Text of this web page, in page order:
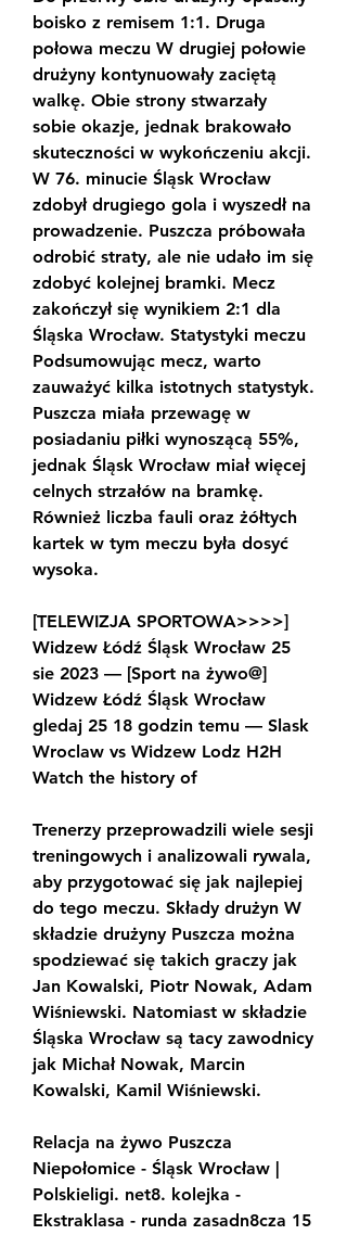
boisko z remisem 1:1. Druga
połowa meczu W drugiej połowie
drużyny kontynuowały zaciętą
walkę. Obie strony stwarzały
sobie okazje, jednak brakowało
skuteczności w wykończeniu akcji.
W 76. minucie Śląsk Wrocław
zdobył drugiego gola i wyszedł na
prowadzenie. Puszcza próbowała
odrobić straty, ale nie udało im się
zdobyć kolejnej bramki. Mecz
zakończył się wynikiem 2:1 dla
Śląska Wrocław. Statystyki meczu
Podsumowując mecz, warto
zauważyć kilka istotnych statystyk.
Puszcza miała przewagę w
posiadaniu piłki wynoszącą 55%,
jednak Śląsk Wrocław miał więcej
celnych strzałów na bramkę.
Również liczba fauli oraz żółtych
kartek w tym meczu była dosyć
wysoka.
[TELEWIZJA SPORTOWA>>>>]
Widzew Łódź Śląsk Wrocław 25
sie 2023 — [Sport na żywo@]
Widzew Łódź Śląsk Wrocław
gledaj 25 18 godzin temu — Slask
Wroclaw vs Widzew Lodz H2H
Watch the history of
Trenerzy przeprowadzili wiele sesji
treningowych i analizowali rywala,
aby przygotować się jak najlepiej
do tego meczu. Składy drużyn W
składzie drużyny Puszcza można
spodziewać się takich graczy jak
Jan Kowalski, Piotr Nowak, Adam
Wiśniewski. Natomiast w składzie
Śląska Wrocław są tacy zawodnicy
jak Michał Nowak, Marcin
Kowalski, Kamil Wiśniewski.
Relacja na żywo Puszcza
Niepołomice - Śląsk Wrocław |
Polskieligi. net8. kolejka -
Ekstraklasa - runda zasadn8cza 15